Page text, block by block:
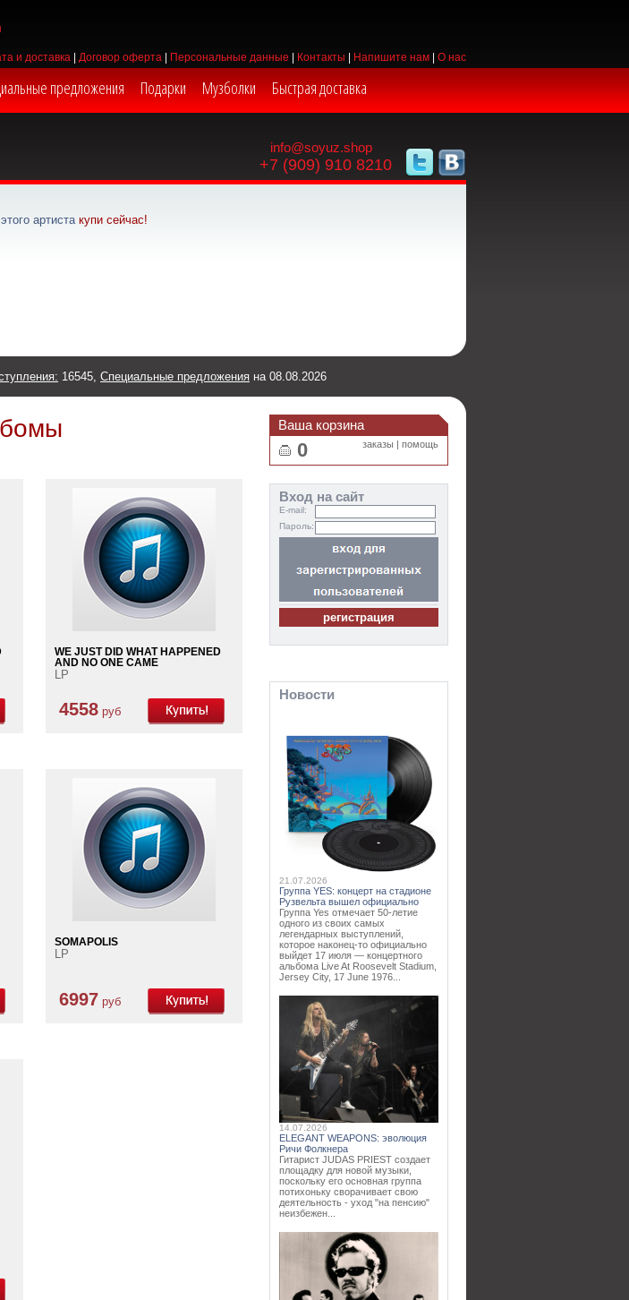
и доставка Договор оферта Персональные данные Контакты Напишите нам О нас
предложения Подарки Музболки Быстрая доставка
info@soyuz.shop
+7 (909) 910 8210
артиста купи сейчас!
16545, Специальные предложения на 08.08.2026
WE JUST DID WHAT HAPPENED
AND NO ONE CAME
LP
4558 руб
SOMAPOLIS
LP
6997 руб
Ваша корзина
0 заказы | помощь
Вход на сайт
E-mail:
Пароль:
Новости
21.07.2026
Группа YES: концерт на стадионе
Рузвельта вышел официально
Группа Yes отмечает 50-летие
одного из своих самых
легендарных выступлений,
которое наконец-то официально
выйдет 17 июля — концертного
альбома Live At Roosevelt Stadium,
Jersey City, 17 June 1976...
14.07.2026
ELEGANT WEAPONS: эволюция
Ричи Фолкнера
Гитарист JUDAS PRIEST создает
площадку для новой музыки,
поскольку его основная группа
потихоньку сворачивает свою
деятельность - уход "на пенсию"
неизбежен...